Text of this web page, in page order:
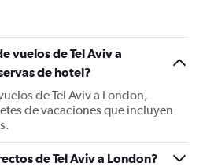
vuelos de Tel Aviv a
de hotel?
de Tel Aviv a London,
de vacaciones que incluyen
de Tel Aviv a London?